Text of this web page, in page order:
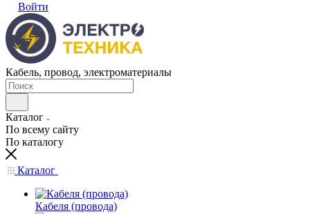
Войти
Кабель, провод, электроматериалы
Каталог
По всему сайту
По каталогу
Каталог
Кабеля (провода)